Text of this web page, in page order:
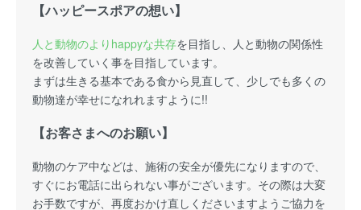
【ハッピースポアの想い】
人と動物のよりhappyな共存を目指し、人と動物の関係性
を改善していく事を目指しています。
まずは生きる基本である食から見直して、少しでも多くの
動物達が幸せになれれますように!!
【お客さまへのお願い】
動物のケア中などは、施術の安全が優先になりますので、
すぐにお電話に出られない事がございます。その際は大変
お手数ですが、再度おかけ直しくださいますようご協力を